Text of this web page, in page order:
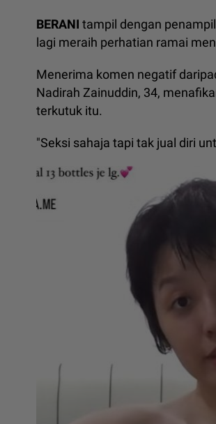
BERANI tampil dengan
lagi meraih perhatian ramai
Menerima komen negatif
Nadirah Zainuddin, 34,
terkutuk itu.
"Seksi sahaja tapi tak jual diri